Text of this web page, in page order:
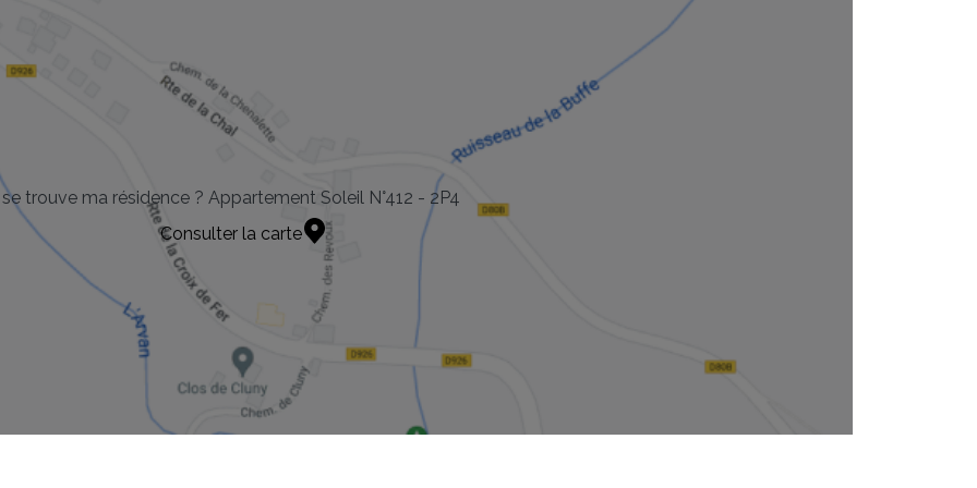
trouve ma résidence ? Appartement Soleil N°412 - 2P4
Consulter la carte